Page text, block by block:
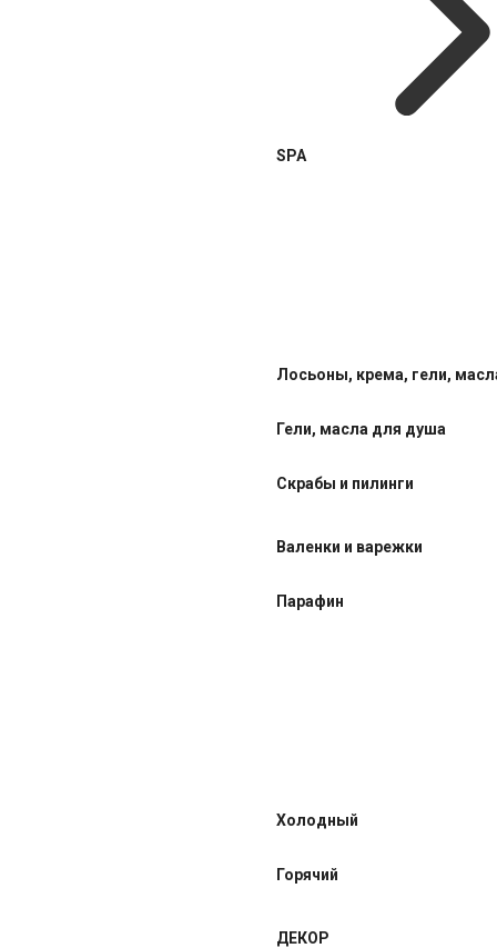
SPA
Лосьоны, крема, гели,
Гели, масла для душа
Скрабы и пилинги
Валенки и варежки
Парафин
Холодный
Горячий
ДЕКОР